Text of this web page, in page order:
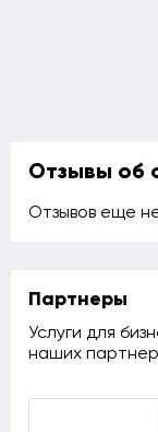
Отзывы об
Отзывов еще
Партнеры
Услуги для
наших